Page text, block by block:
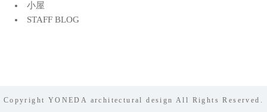
小屋
STAFF BLOG
Copyright YONEDA architectural design All Rights Reserved.